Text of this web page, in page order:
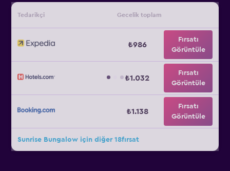
Tedarikçi Gecelik toplam
₺986
Fırsatı
Görüntüle
₺1.032
Fırsatı
Görüntüle
₺1.138
Fırsatı
Görüntüle
Sunrise Bungalow için diğer 18fırsat